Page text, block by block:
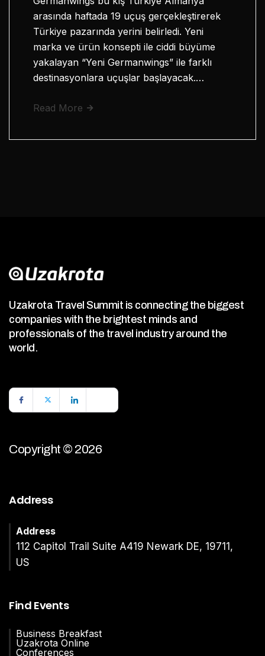
arasında haftada 19 uçuş gerçekleştirerek
Türkiye pazarında yerini belirledi. Yeni
marka ve ürün konsepti ile ciddi büyüme
yakalayan “Yeni Germanwings” ile farklı
destinasyonlara uçuşlar başlayacak.…
Read More
Uzakrota Travel Summit is connecting the biggest
companies with the brightest minds and
professionals of the travel industry around the
world.
Copyright © 2026
Address
Address
112 Capitol Trail Suite A419 Newark DE, 19711,
US
Find Events
Business Breakfast
Uzakrota Online
Conferences